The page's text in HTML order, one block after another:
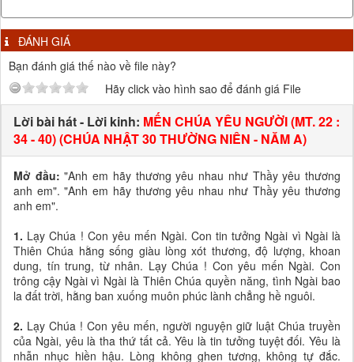
ĐÁNH GIÁ
Bạn đánh giá thế nào về file này?
Hãy click vào hình sao để đánh giá File
Lời bài hát - Lời kinh: MẾN CHÚA YÊU NGƯỜI (MT. 22 :
34 - 40) (CHÚA NHẬT 30 THƯỜNG NIÊN - NĂM A)
Mở đầu: "Anh em hãy thương yêu nhau như Thầy yêu thương
anh em". "Anh em hãy thương yêu nhau như Thầy yêu thương
anh em".
1. Lạy Chúa ! Con yêu mến Ngài. Con tin tưởng Ngài vì Ngài là
Thiên Chúa hằng sống giàu lòng xót thương, độ lượng, khoan
dung, tín trung, từ nhân. Lạy Chúa ! Con yêu mến Ngài. Con
trông cậy Ngài vì Ngài là Thiên Chúa quyền năng, tình Ngài bao
la đất trời, hằng ban xuống muôn phúc lành chẳng hề nguôi.
2. Lạy Chúa ! Con yêu mến, người nguyện giữ luật Chúa truyền
của Ngài, yêu là tha thứ tất cả. Yêu là tin tưởng tuyệt đối. Yêu là
nhẫn nhục hiền hậu. Lòng không ghen tương, không tự đắc.